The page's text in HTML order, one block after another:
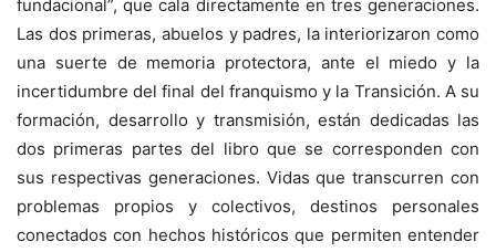
fundacional”, que cala directamente en tres generaciones.
Las dos primeras, abuelos y padres, la interiorizaron como
una suerte de memoria protectora, ante el miedo y la
incertidumbre del final del franquismo y la Transición. A su
formación, desarrollo y transmisión, están dedicadas las
dos primeras partes del libro que se corresponden con
sus respectivas generaciones. Vidas que transcurren con
problemas propios y colectivos, destinos personales
conectados con hechos históricos que permiten entender